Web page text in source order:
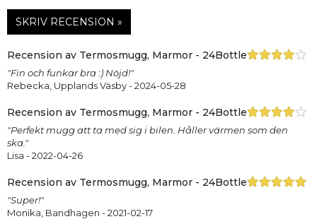
SKRIV RECENSION »
Recension av Termosmugg, Marmor - 24Bottles, Svart
"Fin och funkar bra :) Nöjd!"
Rebecka, Upplands Väsby- 2024-05-28
Recension av Termosmugg, Marmor - 24Bottles, Svart
"Perfekt mugg att ta med sig i bilen. Håller värmen som den
ska."
Lisa - 2022-04-26
Recension av Termosmugg, Marmor - 24Bottles, Svart
"Super!"
Monika, Bandhagen - 2021-02-17